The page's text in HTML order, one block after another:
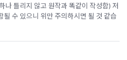
나 틀리지 않고 원작과 똑같이 작성함) 저
될 수 있으니 위만 주의하시면 될 것 같습